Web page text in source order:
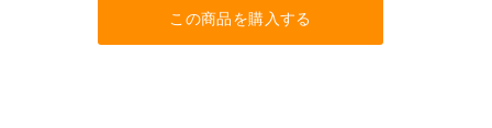
この商品を購入する